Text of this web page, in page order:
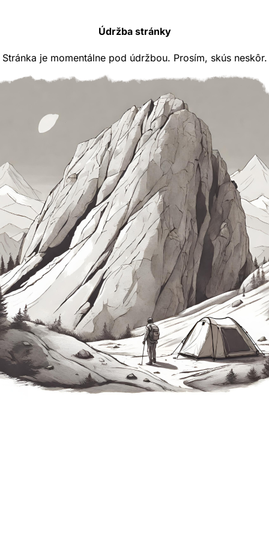
Údržba stránky
Stránka je momentálne pod údržbou. Prosím, skús neskôr.